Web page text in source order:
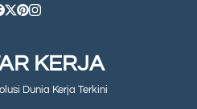
KERJA
Dunia Kerja Terkini